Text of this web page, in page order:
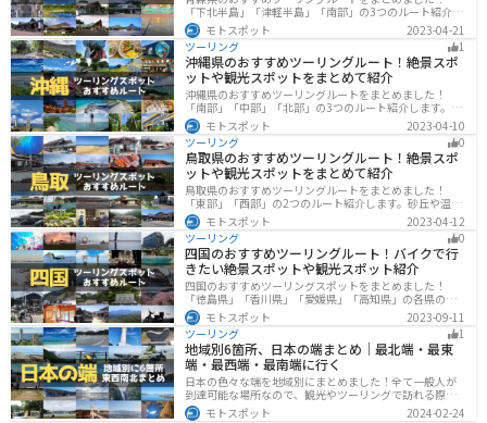
「下北半島」「津軽半島」「南部」の3つのルート紹介し
ます。自然に恵まれた風光明媚な景色や歴史文化に触れ
られる観光スポットが多くあります。バイクで青森県に
ツーリングに行く際は参考にしてください。
モトスポット
2023-04-21
ツーリング
1
沖縄県のおすすめツーリングルート！絶景スポ
ットや観光スポットをまとめて紹介
沖縄県のおすすめツーリングルートをまとめました！
「南部」「中部」「北部」の3つのルート紹介します。美
しいビーチや歴史と文化に溢れたスポットが多数あり、
様々な楽しみ方ができます。バイクで沖縄県にツーリン
グに行く際は参考にしてください。
モトスポット
2023-04-10
ツーリング
0
鳥取県のおすすめツーリングルート！絶景スポ
ットや観光スポットをまとめて紹介
鳥取県のおすすめツーリングルートをまとめました！
「東部」「西部」の2つのルート紹介します。砂丘や温泉
地、歴史ある城跡など魅力溢れるスポットが多数あるの
で楽しめます。バイクで鳥取県にツーリングに行く際は
参考にしてください。
モトスポット
2023-04-12
ツーリング
0
四国のおすすめツーリングルート！バイクで行
きたい絶景スポットや観光スポット紹介
四国のおすすめツーリングスポットをまとめました！
「徳島県」「香川県」「愛媛県」「高知県」の各県の観
光地紹介します。自然豊かな山々や湖、温泉地が点在
し、四季折々の景色を楽しめるスポットが多数ありま
す。バイクで四国にツーリングに行く際は参考にしてく
ださい。
モトスポット
2023-09-11
ツーリング
1
地域別6箇所、日本の端まとめ｜最北端・最東
端・最西端・最南端に行く
日本の色々な端を地域別にまとめました！全て一般人が
到達可能な場所なので、観光やツーリングで訪れる際の
参考にしてください。
モトスポット 2024-02-24